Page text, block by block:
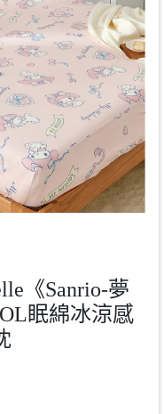
《Sanrio-夢
眠綿冰涼感